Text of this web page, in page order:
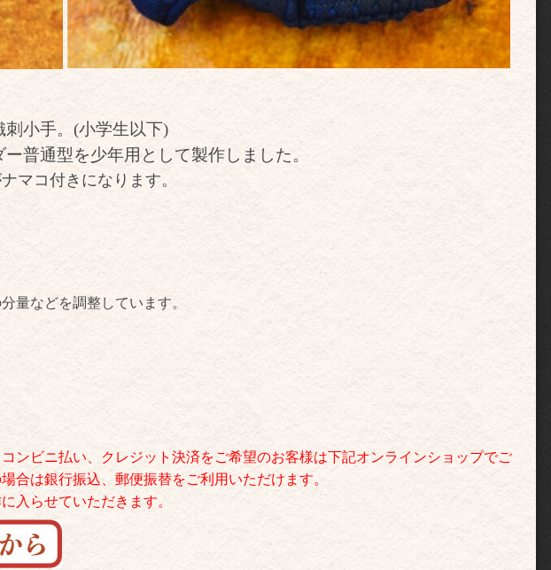
小手。(小学生以下)
普通型を少年用として製作しました。
マコ付きになります。
量などを調整しています。
ンビニ払い、クレジット決済をご希望のお客様は下記オンラインショップでご
合は銀行振込、郵便振替をご利用いただけます。
入らせていただきます。